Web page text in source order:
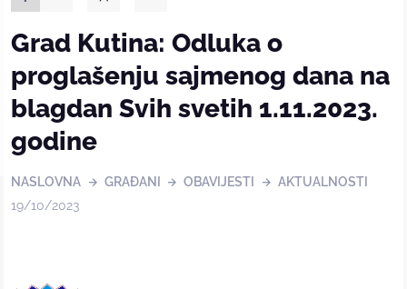
Grad Kutina: Odluka o
proglašenju sajmenog dana na
blagdan Svih svetih 1.11.2023.
godine
NASLOVNA GRAĐANI OBAVIJESTI
AKTUALNOSTI
19/10/2023